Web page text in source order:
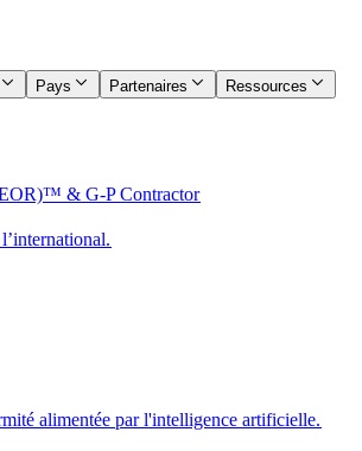
Pays​​ Partenaires​​
Ressources​​
& G-P Contractor​​
alimentée par l'intelligence artificielle.​​